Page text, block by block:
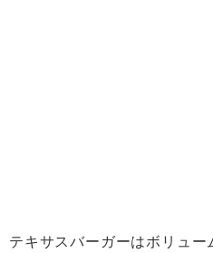
テキサスバーガーはボリュー